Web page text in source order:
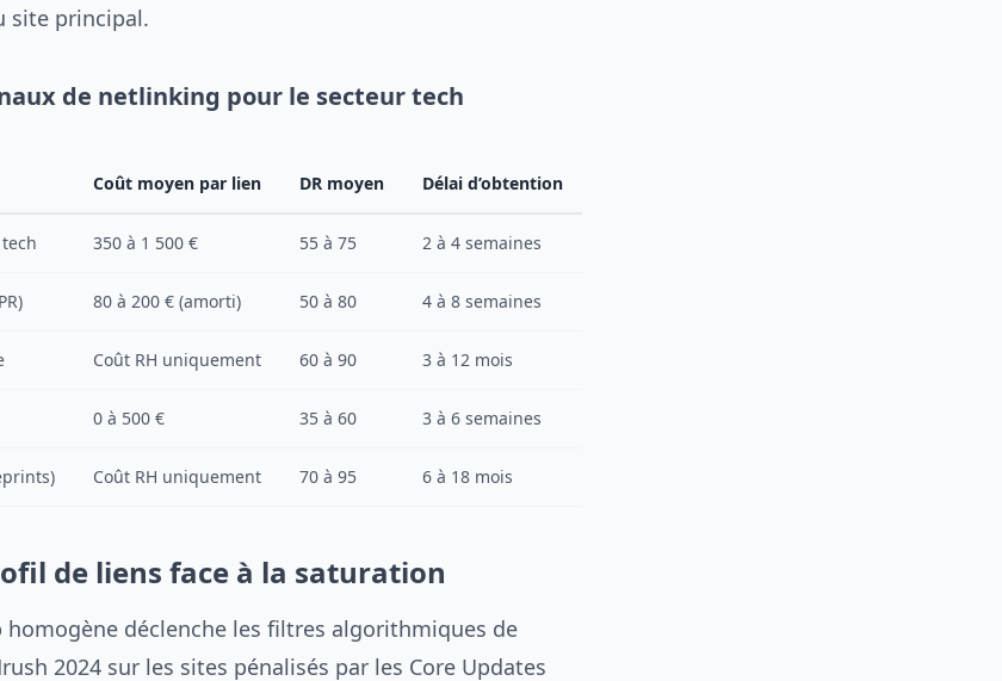
site principal.
de netlinking pour le secteur tech
Coût moyen par lien DR moyen Délai d’obtention
350 à 1 500 € 55 à 75 2 à 4 semaines
80 à 200 € (amorti) 50 à 80 4 à 8 semaines
Coût RH uniquement 60 à 90 3 à 12 mois
0 à 500 € 35 à 60 3 à 6 semaines
Coût RH uniquement 70 à 95 6 à 18 mois
de liens face à la saturation
déclenche les filtres algorithmiques de
2024 sur les sites pénalisés par les Core Updates